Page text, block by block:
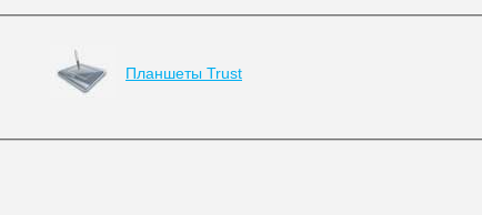
Планшеты Trust